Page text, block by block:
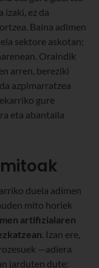
izaki, ez da
Baina adimen
sektore askotan;
Oraindik
arren, bereziki
azpimarratzea
gure
eta abantaila
duela adimen
mito horiek
artifizialaren
. Izan ere,
—adiera
jarduten dute: